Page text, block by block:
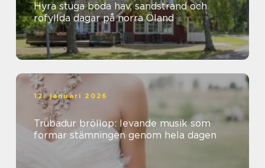
Hyra stuga böda hav, sandstrand och
rofyllda dagar på norra Öland
12. januari 2026
Trubadur bröllop: levande musik som
formar stämningen genom hela dagen